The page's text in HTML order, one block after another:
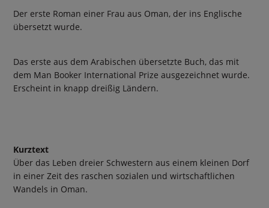
Der erste Roman einer Frau aus Oman, der ins Englische
übersetzt wurde.
Das erste aus dem Arabischen übersetzte Buch, das mit
dem Man Booker International Prize ausgezeichnet wurde.
Erscheint in knapp dreißig Ländern.
Kurztext
Über das Leben dreier Schwestern aus einem kleinen Dorf
in einer Zeit des raschen sozialen und wirtschaftlichen
Wandels in Oman.